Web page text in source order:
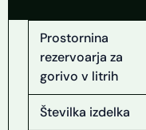
Prostornina
rezervoarja za
gorivo v litrih
Številka izdelka